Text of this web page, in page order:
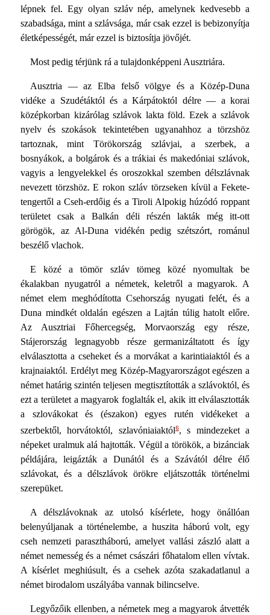
lépnek fel. Egy olyan szláv nép, amelynek kedvesebb a
szabadsága, mint a szlávsága, már csak ezzel is bebizonyítja
életképességét, már ezzel is biztosítja jövőjét.
Most pedig térjünk rá a tulajdonképpeni Ausztriára.
Ausztria — az Elba felső völgye és a Közép-Duna
vidéke a Szudétáktól és a Kárpátoktól délre — a korai
középkorban kizárólag szlávok lakta föld. Ezek a szlávok
nyelv és szokások tekintetében ugyanahhoz a törzshöz
tartoznak, mint Törökország szlávjai, a szerbek, a
bosnyákok, a bolgárok és a trákiai és makedóniai szlávok,
vagyis a lengyelekkel és oroszokkal szemben délszlávnak
nevezett törzshöz. E rokon szláv törzseken kívül a Fekete-
tengertől a Cseh-erdőig és a Tiroli Alpokig húzódó roppant
területet csak a Balkán déli részén lakták még itt-ott
görögök, az Al-Duna vidékén pedig szétszórt, románul
beszélő vlachok.
E közé a tömör szláv tömeg közé nyomultak be
ékalakban nyugatról a németek, keletről a magyarok. A
német elem meghódította Csehország nyugati felét, és a
Duna mindkét oldalán egészen a Lajtán túlig hatolt előre.
Az Ausztriai Főhercegség, Morvaország egy része,
Stájerország legnagyobb része germanizáltatott és így
elválasztotta a cseheket és a morvákat a karintiaiaktól és a
krajnaiaktól. Erdélyt meg Közép-Magyarországot egészen a
német határig szintén teljesen megtisztították a szlávoktól, és
ezt a területet a magyarok foglalták el, akik itt elválasztották
a szlovákokat és (északon) egyes rutén vidékeket a
szerbektől, horvátoktól, szlavóniaiaktól6, s mindezeket a
népeket uralmuk alá hajtották. Végül a törökök, a bizánciak
példájára, leigázták a Dunától és a Szávától délre élő
szlávokat, és a délszlávok örökre eljátszották történelmi
szerepüket.
A délszlávoknak az utolsó kísérlete, hogy önállóan
belenyúljanak a történelembe, a huszita háború volt, egy
cseh nemzeti parasztháború, amelyet vallási zászló alatt a
német nemesség és a német császári főhatalom ellen vívtak.
A kísérlet meghiúsult, és a csehek azóta szakadatlanul a
német birodalom uszályába vannak bilincselve.
Legyőzőik ellenben, a németek meg a magyarok átvették